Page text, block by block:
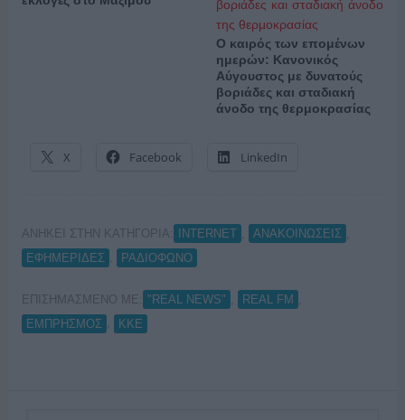
Ο καιρός των επομένων
ημερών: Κανονικός
Αύγουστος με δυνατούς
βοριάδες και σταδιακή
άνοδο της θερμοκρασίας
X Facebook LinkedIn
ΑΝΗΚΕΙ ΣΤΗΝ ΚΑΤΗΓΟΡΙΑ: INTERNET ΑΝΑΚΟΙΝΩΣΕΙΣ
ΕΦΗΜΕΡΙΔΕΣ
ΡΑΔΙΟΦΩΝΟ
ΕΠΙΣΗΜΑΣΜΕΝΟ ΜΕ: "REAL NEWS" REAL FM
ΕΜΠΡΗΣΜΟΣ
ΚΚΕ